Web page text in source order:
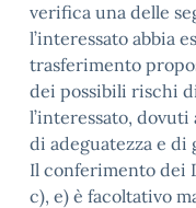
verifica una delle
l’interessato abbia
trasferimento
dei possibili rischi
l’interessato,
di adeguatezza e di
Il conferimento dei
c), e) è facoltativo